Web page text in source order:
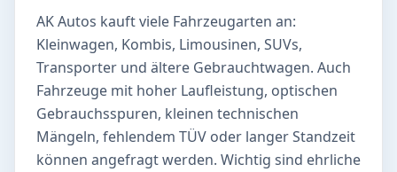
AK Autos kauft viele Fahrzeugarten an:
Kleinwagen, Kombis, Limousinen, SUVs,
Transporter und ältere Gebrauchtwagen. Auch
Fahrzeuge mit hoher Laufleistung, optischen
Gebrauchsspuren, kleinen technischen
Mängeln, fehlendem TÜV oder langer Standzeit
können angefragt werden. Wichtig sind ehrliche